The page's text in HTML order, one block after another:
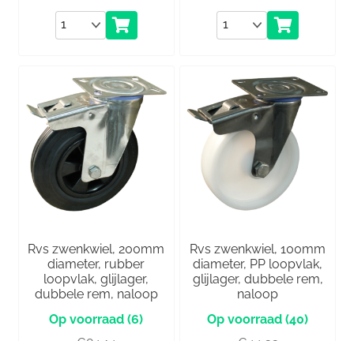
Aantal Aantal
Rvs zwenkwiel, 200mm
diameter, rubber
loopvlak, glijlager,
dubbele rem, naloop
(6)
Rvs zwenkwiel, 100mm
diameter, PP loopvlak,
glijlager, dubbele rem,
naloop
(40)